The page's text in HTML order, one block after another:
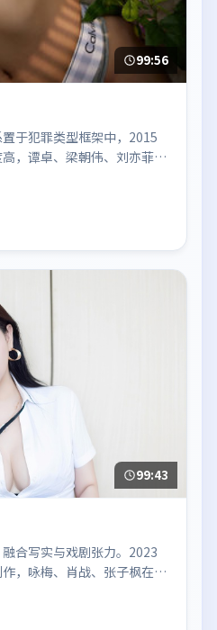
99:56
于犯罪类型框架中，2015
，谭卓、梁朝伟、刘亦菲的
质偏日本都市与冷色调摄
99:43
合写实与戏剧张力。2023
，咏梅、肖战、张子枫在片
统一，配乐与剪辑强化了情